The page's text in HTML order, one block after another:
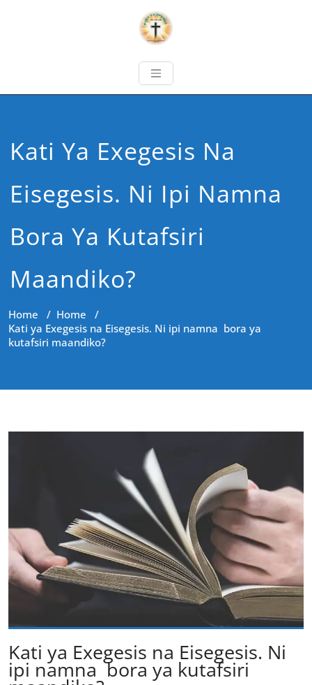
Kati Ya Exegesis Na
Eisegesis. Ni Ipi Namna
Bora Ya Kutafsiri
Maandiko?
Home / Home /
Kati ya Exegesis na Eisegesis. Ni ipi namna bora ya
kutafsiri maandiko?
Kati ya Exegesis na Eisegesis. Ni
ipi namna bora ya kutafsiri